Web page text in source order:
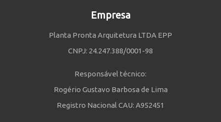
Empresa
Planta Pronta Arquitetura LTDA EPP
CNPJ: 24.247.388/0001-98
Responsável técnico:
Rogério Gustavo Barbosa de Lima
Registro Nacional CAU: A952451